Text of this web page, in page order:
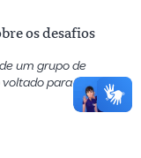
os desafios
um grupo de
para a